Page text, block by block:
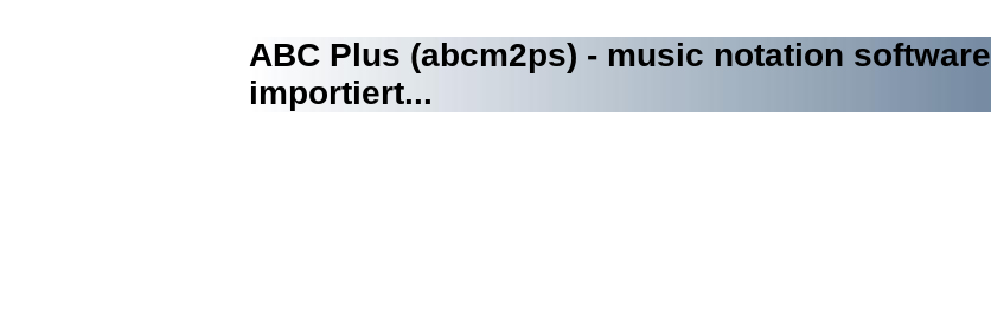
ABC Plus (abcm2ps) - music notation software
importiert...